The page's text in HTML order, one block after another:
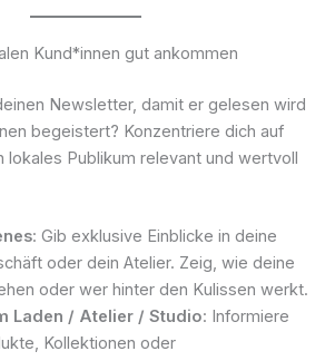
Kund*innen gut ankommen
Newsletter, damit er gelesen wird
begeistert? Konzentriere dich auf
lokales Publikum relevant und wertvoll
: Gib exklusive Einblicke in deine
oder dein Atelier. Zeig, wie deine
oder wer hinter den Kulissen werkt.
Laden / Atelier / Studio: Informiere
Kollektionen oder